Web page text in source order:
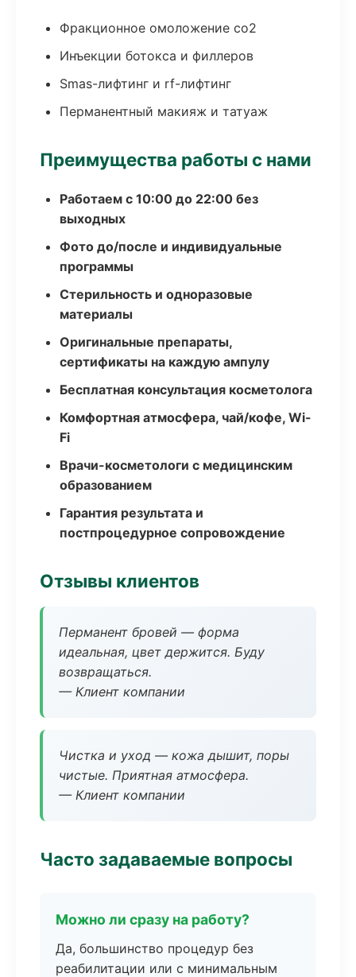
Фракционное омоложение co2
Инъекции ботокса и филлеров
Smas-лифтинг и rf-лифтинг
Перманентный макияж и татуаж
Преимущества работы с нами
Работаем с 10:00 до 22:00 без
выходных
Фото до/после и индивидуальные
программы
Стерильность и одноразовые
материалы
Оригинальные препараты,
сертификаты на каждую ампулу
Бесплатная консультация косметолога
Комфортная атмосфера, чай/кофе, Wi-
Fi
Врачи-косметологи с медицинским
образованием
Гарантия результата и
постпроцедурное сопровождение
Отзывы клиентов
Перманент бровей — форма
идеальная, цвет держится. Буду
возвращаться.
— Клиент компании
Чистка и уход — кожа дышит, поры
чистые. Приятная атмосфера.
— Клиент компании
Часто задаваемые вопросы
Можно ли сразу на работу?
Да, большинство процедур без
реабилитации или с минимальным